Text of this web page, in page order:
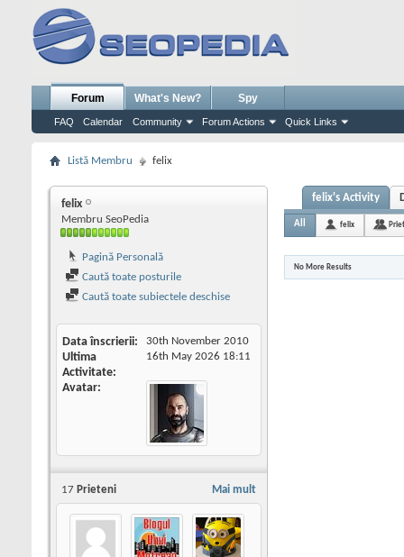
Forum
FAQ Calendar Community Forum Actions Quick Links
What's New? Spy
Listă Membru felix
felix
Membru SeoPedia
Pagină Personală
Caută toate posturile
Caută toate subiectele deschise
Data înscrierii 30th November 2010
Ultima
Activitate
16th May 2026 18:11
Avatar
Mai mult
17 Prieteni
felix's Activity
All felix
No More Results